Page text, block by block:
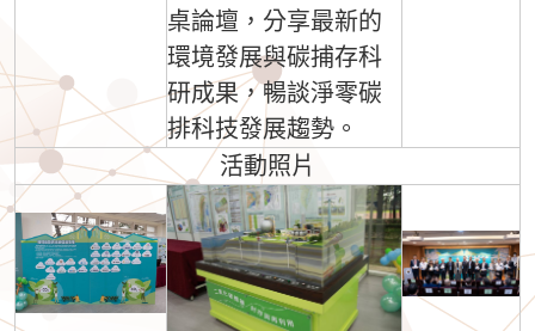
桌論壇，分享最新的
環境發展與碳捕存科
研成果，暢談淨零碳
排科技發展趨勢。
活動照片